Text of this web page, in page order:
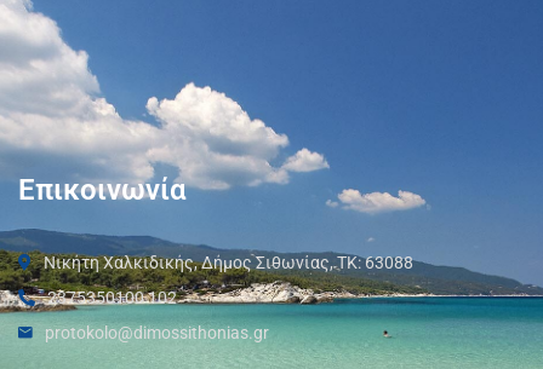
Επικοινωνία
Νικήτη Χαλκιδικής, Δήμος Σιθωνίας, ΤΚ: 63088
2375350100 102
protokolo@dimossithonias.gr